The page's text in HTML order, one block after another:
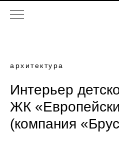
архитектура
Интерьер
ЖК «
(компания «